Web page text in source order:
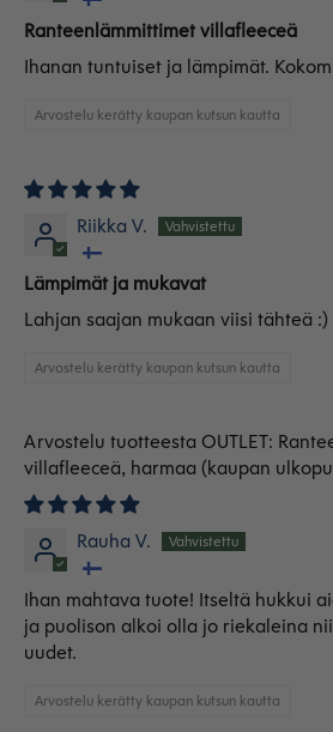
Ranteenlämmittimet villafleeceä
Ihanan tuntuiset ja lämpimät.
Arvostelu kerätty kaupan kutsun kautta
Riikka V.
Lämpimät ja mukavat
Lahjan saajan mukaan viisi tähteä :)
Arvostelu kerätty kaupan kutsun kautta
OUTLET:
villafleeceä, harmaa
Rauha V.
Ihan mahtava tuote! Itseltä hukkui
ja puolison alkoi olla jo riekaleina
uudet.
Arvostelu kerätty kaupan kutsun kautta